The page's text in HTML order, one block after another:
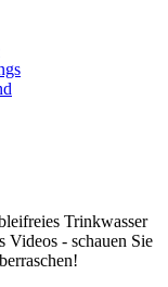
Trinkwasser
Videos - schauen Sie